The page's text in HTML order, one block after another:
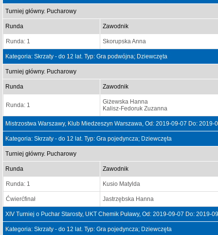
Turniej główny. Pucharowy
Runda Zawodnik
Runda: 1 Skorupska Anna
Kategoria: Skrzaty - do 12 lat. Typ: Gra podwójna; Dziewczęta
Turniej główny. Pucharowy
Runda Zawodnik
Runda: 1
Giżewska Hanna
Kalisz-Fedoruk Zuzanna
Mistrzostwa Warszawy, Klub Miedzeszyn Warszawa, Od: 2019-09-07 Do: 2019-
Kategoria: Skrzaty - do 12 lat. Typ: Gra pojedyncza; Dziewczęta
Turniej główny. Pucharowy
Runda Zawodnik
Runda: 1 Kusio Matylda
Ćwierćfinał Jastrzębska Hanna
XIV Turniej o Puchar Starosty, UKT Chemik Puławy, Od: 2019-09-07 Do: 2019-
Kategoria: Skrzaty - do 12 lat. Typ: Gra pojedyncza; Dziewczęta